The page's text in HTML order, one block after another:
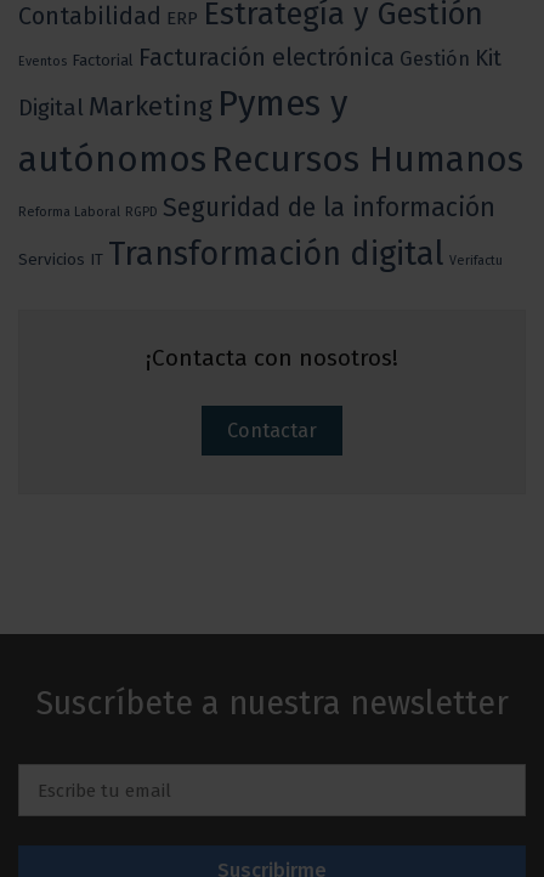
Contabilidad ERP Estrategía y Gestión
Eventos Factorial Facturación electrónica Gestión Kit
Digital Marketing Pymes y
autónomos Recursos Humanos
Reforma Laboral RGPD Seguridad de la información
Servicios IT Transformación digital Verifactu
¡Contacta con nosotros!
Contactar
Suscríbete a nuestra newsletter